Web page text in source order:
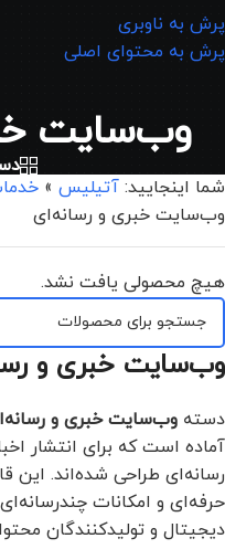
پرش به ناوبری
پرش به محتوای اصلی
وب‌سایت
شما اینجایید: آتیلیس »
وب‌سایت خبری و رسانه‌ای
هیچ محصولی یافت نشد.
وب‌سایت خبری و
دسته وب‌سایت خبری و
آماده است که برای انتشار
رسانه‌ای طراحی شده‌اند. این
حرفه‌ای و امکانات
دیجیتال و تولیدکنندگان